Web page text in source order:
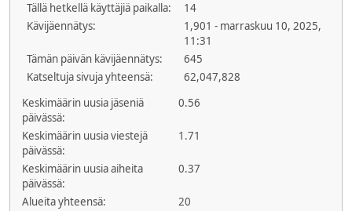
Tällä hetkellä käyttäjiä paikalla:
14
Kävijäennätys:
1,901 - marraskuu 10, 2025,
11:31
Tämän päivän kävijäennätys:
645
Katseltuja sivuja yhteensä:
62,047,828
Keskimäärin uusia jäseniä
päivässä:
0.56
Keskimäärin uusia viestejä
päivässä:
1.71
Keskimäärin uusia aiheita
päivässä:
0.37
Alueita yhteensä:
20